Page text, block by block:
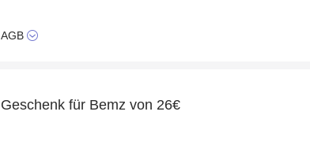
AGB
Geschenk für Bemz von 26€